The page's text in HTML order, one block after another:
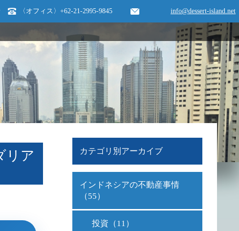
〈オフィス〉+62-21-2995-9845 info@dessert-island.net
リア
カテゴリ別アーカイブ
インドネシアの不動産事情
（55）
投資（11）